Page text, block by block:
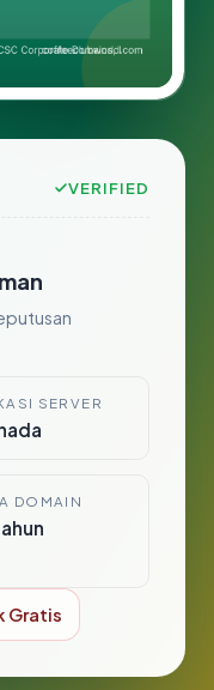
VERIFIED
SERVER
DOMAIN
Gratis